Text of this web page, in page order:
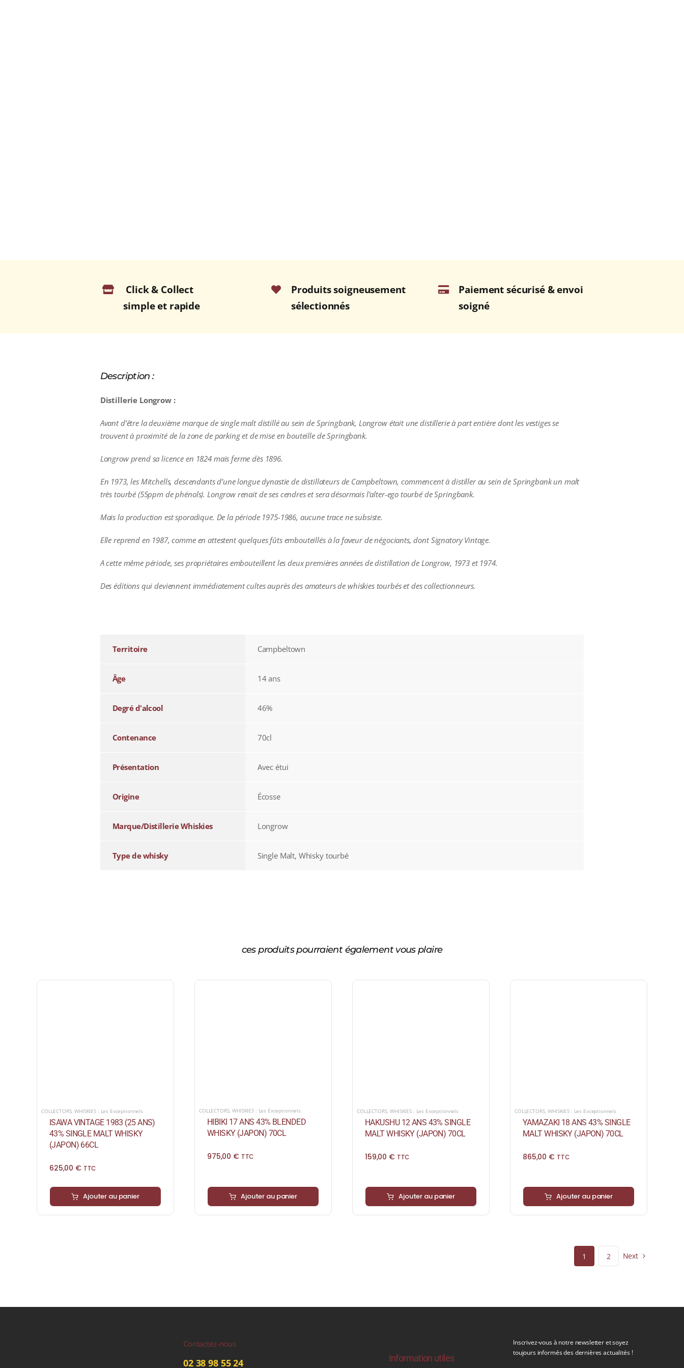
Click & Collect
simple et rapide
Produits soigneusement
sélectionnés
Paiement sécurisé & envoi
soigné
Description :
Distillerie Longrow :
Avant d’être la deuxième marque de single malt distillé au sein de Springbank, Longrow était une distillerie à part entière dont les vestiges se
trouvent à proximité de la zone de parking et de mise en bouteille de Springbank.
Longrow prend sa licence en 1824 mais ferme dès 1896.
En 1973, les Mitchells, descendants d’une longue dynastie de distillateurs de Campbeltown, commencent à distiller au sein de Springbank un malt
très tourbé (55ppm de phénols). Longrow renait de ses cendres et sera désormais l’alter-ego tourbé de Springbank.
Mais la production est sporadique. De la période 1975-1986, aucune trace ne subsiste.
Elle reprend en 1987, comme en attestent quelques fûts embouteillés à la faveur de négociants, dont Signatory Vintage.
A cette même période, ses propriétaires embouteillent les deux premières années de distillation de Longrow, 1973 et 1974.
Des éditions qui deviennent immédiatement cultes auprès des amateurs de whiskies tourbés et des collectionneurs.
Territoire Campbeltown
Âge 14 ans
Degré d'alcool 46%
Contenance 70cl
Présentation Avec étui
Origine Écosse
Marque/Distillerie Whiskies Longrow
Type de whisky Single Malt, Whisky tourbé
ces produits pourraient également vous plaire
COLLECTORS,WHISKIES : Les Exceptionnels
ISAWA VINTAGE 1983 (25 ANS)
43% SINGLE MALT WHISKY
(JAPON) 66CL
625,00 € TTC
Ajouter au panier
COLLECTORS,WHISKIES : Les Exceptionnels
HIBIKI 17 ANS 43% BLENDED
WHISKY (JAPON) 70CL
975,00 € TTC
Ajouter au panier
COLLECTORS,WHISKIES : Les Exceptionnels
HAKUSHU 12 ANS 43% SINGLE
MALT WHISKY (JAPON) 70CL
159,00 € TTC
Ajouter au panier
COLLECTORS,WHISKIES : Les Exceptionnels
YAMAZAKI 18 ANS 43% SINGLE
MALT WHISKY (JAPON) 70CL
865,00 € TTC
Ajouter au panier
1 2 Next
Contactez-nous
02 38 98 55 24 Information utiles
Inscrivez-vous à notre newsletter et soyez
toujours informés des dernières actualités !